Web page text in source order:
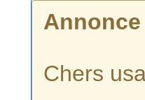
Annonce
Chers